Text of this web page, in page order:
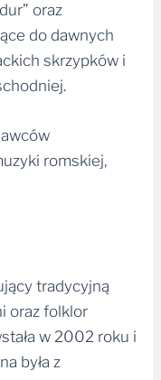
oraz
do dawnych
skrzypków i
romskiej,
tradycyjną
oraz folklor
w 2002 roku i
była z